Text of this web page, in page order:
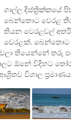
ගාල්ල දිස්ත්‍රික්කයේ
බෙන්තොට වෙරළ
තියන වෙරළවල්
වෙරළක්. බෙන්තොට
තියෙන්නේ තරු
ඕනේ විදිහට
විශාල